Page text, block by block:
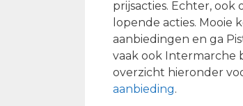
prijsacties. Echter,
lopende acties. Mooie
aanbiedingen en ga
vaak ook Intermarche
overzicht hieronder
aanbieding.